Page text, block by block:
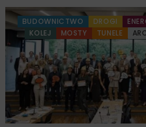
BUDOWNICTWO DROGI
KOLEJ
MOSTY TUNELE